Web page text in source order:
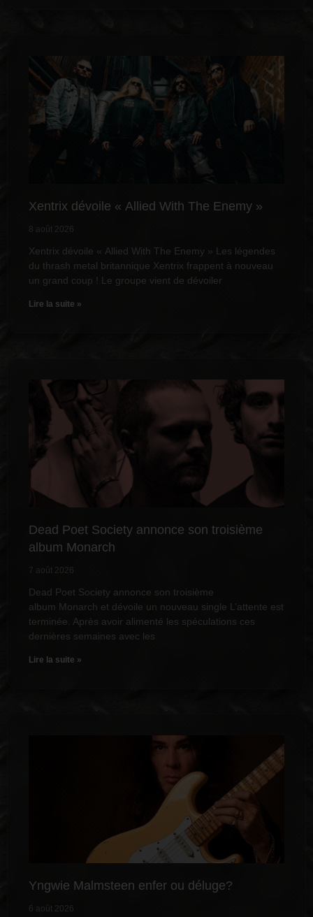
Xentrix dévoile « Allied With The Enemy »
8 août 2026
Xentrix dévoile « Allied With The Enemy » Les légendes
du thrash metal britannique Xentrix frappent à nouveau
un grand coup ! Le groupe vient de dévoiler
Lire la suite »
Dead Poet Society annonce son troisième
album Monarch
7 août 2026
Dead Poet Society annonce son troisième
album Monarch et dévoile un nouveau single L’attente est
terminée. Après avoir alimenté les spéculations ces
dernières semaines avec les
Lire la suite »
Yngwie Malmsteen enfer ou déluge?
6 août 2026